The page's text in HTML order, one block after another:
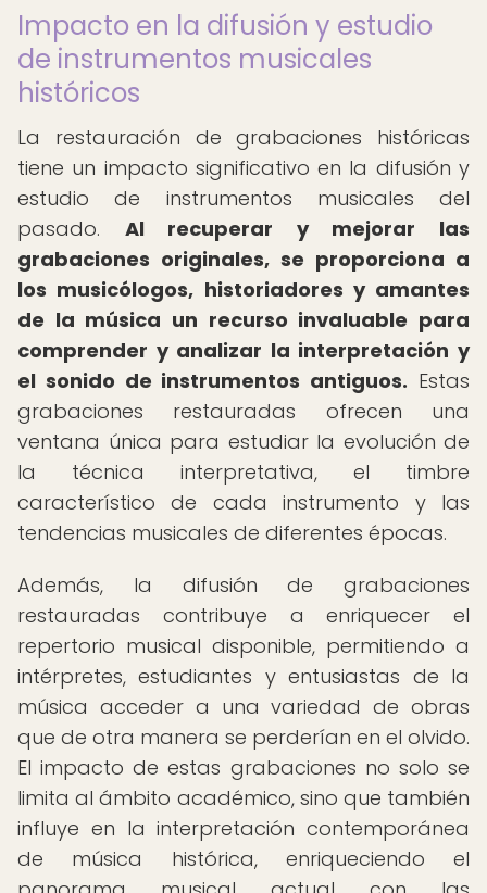
Impacto en la difusión y estudio
de instrumentos musicales
históricos
La restauración de grabaciones históricas
tiene un impacto significativo en la difusión y
estudio de instrumentos musicales del
pasado. Al recuperar y mejorar las
grabaciones originales, se proporciona a
los musicólogos, historiadores y amantes
de la música un recurso invaluable para
comprender y analizar la interpretación y
el sonido de instrumentos antiguos. Estas
grabaciones restauradas ofrecen una
ventana única para estudiar la evolución de
la técnica interpretativa, el timbre
característico de cada instrumento y las
tendencias musicales de diferentes épocas.
Además, la difusión de grabaciones
restauradas contribuye a enriquecer el
repertorio musical disponible, permitiendo a
intérpretes, estudiantes y entusiastas de la
música acceder a una variedad de obras
que de otra manera se perderían en el olvido.
El impacto de estas grabaciones no solo se
limita al ámbito académico, sino que también
influye en la interpretación contemporánea
de música histórica, enriqueciendo el